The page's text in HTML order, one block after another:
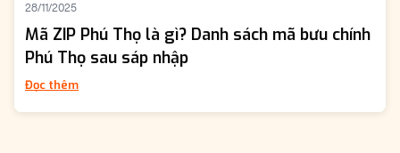
28/11/2025
Mã ZIP Phú Thọ là gì? Danh sách mã bưu chính
Phú Thọ sau sáp nhập
Đọc thêm